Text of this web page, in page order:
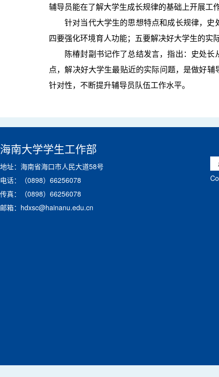
辅导员能在了解大学生成长规律的基础上开展工
针对当代大学生的思想特点和成长规律，
四要强化环境育人功能；五要解决好大学生的实
陈椿封副书记作了总结发言，指出：史处
点，解决好大学生最贴近的实际问题，是做好
针对性，不断提升辅导员队伍工作水平。
海南大学学生工作部
地址：海南省海口市人民大道58号
电话：（0898）66256078
传真：（0898）66256078
邮箱：hdxsc@hainanu.edu.cn